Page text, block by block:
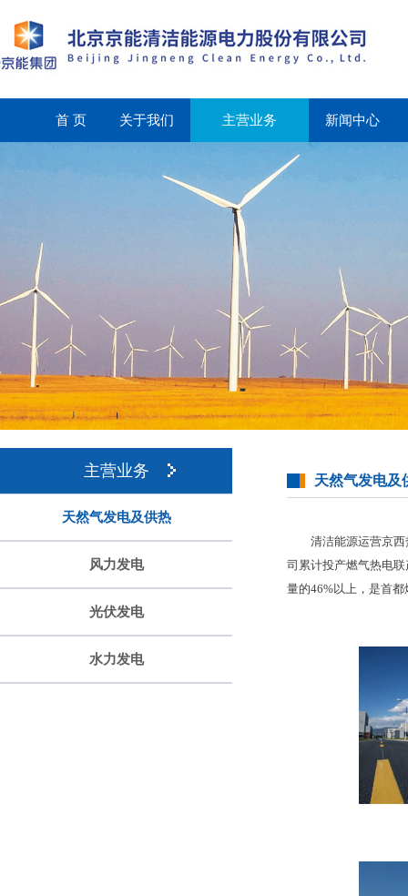
首 页 关于我们 主营业务 新闻中心
主营业务
天然气发电及供热
风力发电
光伏发电
水力发电
天然气发电及
清洁能源运营京
司累计投产燃气热电
量的46%以上，是首